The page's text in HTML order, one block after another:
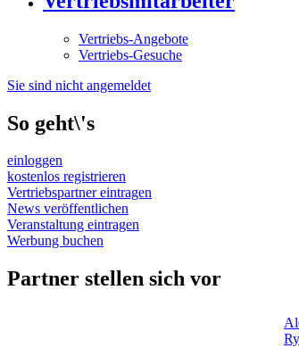
Vertriebs-Angebote
Vertriebs-Gesuche
Sie sind nicht angemeldet
So geht\'s
einloggen
kostenlos registrieren
Vertriebspartner eintragen
News veröffentlichen
Veranstaltung eintragen
Werbung buchen
Partner stellen sich vor